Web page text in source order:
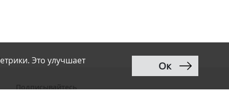
Это улучшает
Ок
Подписывайтесь